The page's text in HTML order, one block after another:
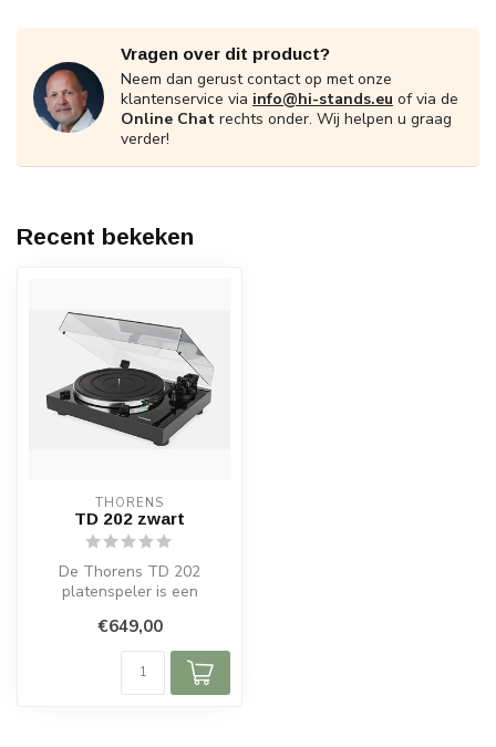
Vragen over dit product?
Neem dan gerust contact op met onze
klantenservice via info@hi-stands.eu of via de
Online Chat rechts onder. Wij helpen u graag
verder!
Recent bekeken
THORENS
TD 202 zwart
De Thorens TD 202
platenspeler is een
draaitafel die direct...
€649,00